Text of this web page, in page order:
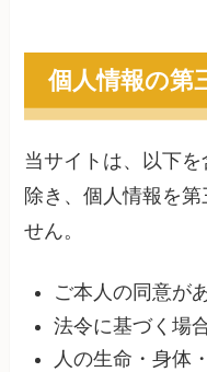
個人情報の第
当サイトは、以下
除き、個人情報を
せん。
ご本人の同意が
法令に基づく場
人の生命・身体